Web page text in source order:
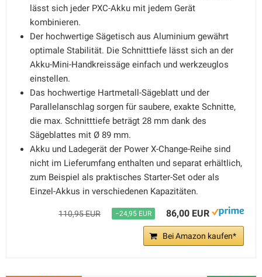
lässt sich jeder PXC-Akku mit jedem Gerät
kombinieren.
Der hochwertige Sägetisch aus Aluminium gewährt
optimale Stabilität. Die Schnitttiefe lässt sich an der
Akku-Mini-Handkreissäge einfach und werkzeuglos
einstellen.
Das hochwertige Hartmetall-Sägeblatt und der
Parallelanschlag sorgen für saubere, exakte Schnitte,
die max. Schnitttiefe beträgt 28 mm dank des
Sägeblattes mit Ø 89 mm.
Akku und Ladegerät der Power X-Change-Reihe sind
nicht im Lieferumfang enthalten und separat erhältlich,
zum Beispiel als praktisches Starter-Set oder als
Einzel-Akkus in verschiedenen Kapazitäten.
110,95 EUR −24,95 EUR 86,00 EUR
Bei Amazon kaufen*